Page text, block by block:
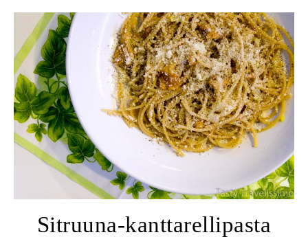
Sitruuna-kanttarellipasta